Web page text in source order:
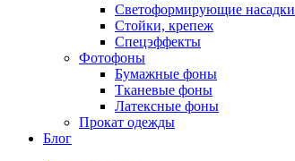
Светоформирующие насадки
Стойки, крепеж
Спецэффекты
Фотофоны
Бумажные фоны
Тканевые фоны
Латексные фоны
Прокат одежды
Блог